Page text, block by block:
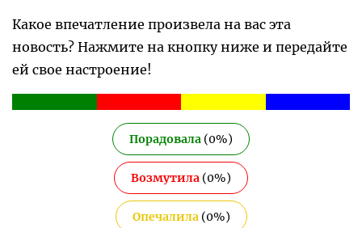
Какое впечатление произвела на вас эта
новость? Нажмите на кнопку ниже и передайте
ей свое настроение!
Порадовала (0%)
Возмутила (0%)
Опечалила(0%)